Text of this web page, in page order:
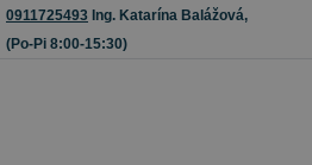
0911725493 Ing. Katarína Balážová,
(Po-Pi 8:00-15:30)